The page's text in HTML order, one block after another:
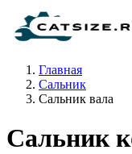
Главная
Сальник
Сальник вала
Сальник